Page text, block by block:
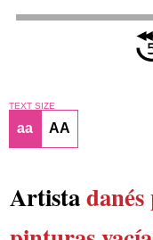
TEXT SIZE
aa AA
Artistadanés